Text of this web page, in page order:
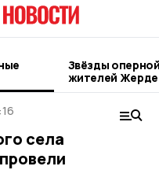
Звёзды
жителей
села